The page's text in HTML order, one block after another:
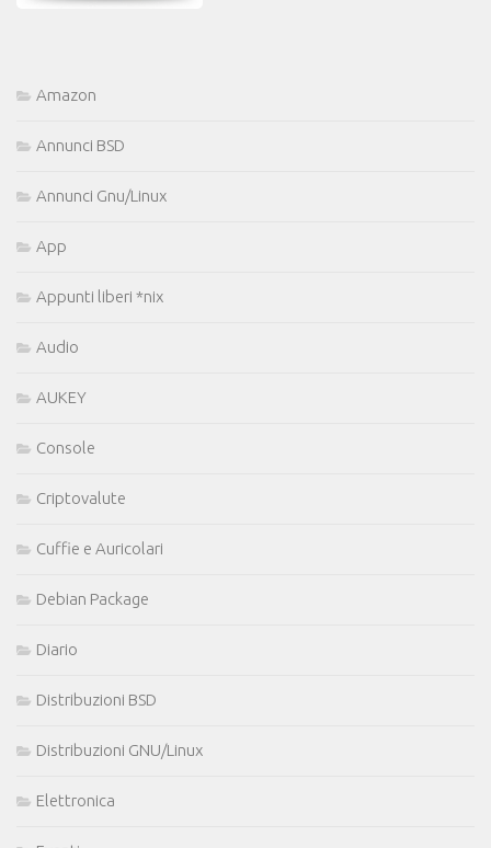
Amazon
Annunci BSD
Annunci Gnu/Linux
App
Appunti liberi *nix
Audio
AUKEY
Console
Criptovalute
Cuffie e Auricolari
Debian Package
Diario
Distribuzioni BSD
Distribuzioni GNU/Linux
Elettronica